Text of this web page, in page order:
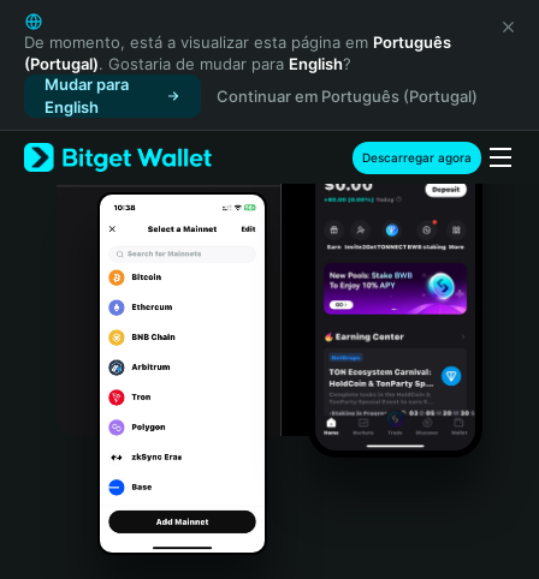
English
日本語
Tiếng Việt
Русский
Español (Latinoamérica)
Türkçe
Italiano
Português (Portugal)
Bahasa Indonesia
Português (Brasil)
Español (Argentina)
De momento, está a visualizar esta página em Português
(Portugal). Gostaria de mudar para English?
Mudar para
English
Continuar em Português (Portugal)
Descarregar agora